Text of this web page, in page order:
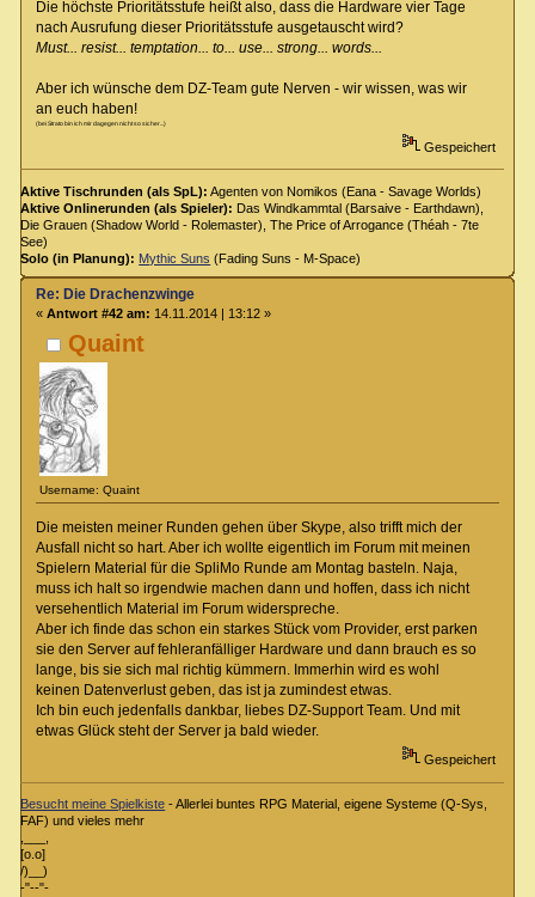
Die höchste Prioritätsstufe heißt also, dass die Hardware vier Tage
nach Ausrufung dieser Prioritätsstufe ausgetauscht wird?
Must... resist... temptation... to... use... strong... words...
Aber ich wünsche dem DZ-Team gute Nerven - wir wissen, was wir
an euch haben!
(bei Strato bin ich mir dagegen nicht so sicher...)
Gespeichert
Aktive Tischrunden (als SpL): Agenten von Nomikos (Eana - Savage Worlds)
Aktive Onlinerunden (als Spieler): Das Windkammtal (Barsaive - Earthdawn),
Die Grauen (Shadow World - Rolemaster), The Price of Arrogance (Théah - 7te
See)
Solo (in Planung): Mythic Suns (Fading Suns - M-Space)
Quaint
Username: Quaint
Re: Die Drachenzwinge
« Antwort #42 am: 14.11.2014 | 13:12 »
Die meisten meiner Runden gehen über Skype, also trifft mich der
Ausfall nicht so hart. Aber ich wollte eigentlich im Forum mit meinen
Spielern Material für die SpliMo Runde am Montag basteln. Naja,
muss ich halt so irgendwie machen dann und hoffen, dass ich nicht
versehentlich Material im Forum widerspreche.
Aber ich finde das schon ein starkes Stück vom Provider, erst parken
sie den Server auf fehleranfälliger Hardware und dann brauch es so
lange, bis sie sich mal richtig kümmern. Immerhin wird es wohl
keinen Datenverlust geben, das ist ja zumindest etwas.
Ich bin euch jedenfalls dankbar, liebes DZ-Support Team. Und mit
etwas Glück steht der Server ja bald wieder.
Gespeichert
Besucht meine Spielkiste - Allerlei buntes RPG Material, eigene Systeme (Q-Sys,
FAF) und vieles mehr
,___,
[o.o]
/)__)
-"--"-